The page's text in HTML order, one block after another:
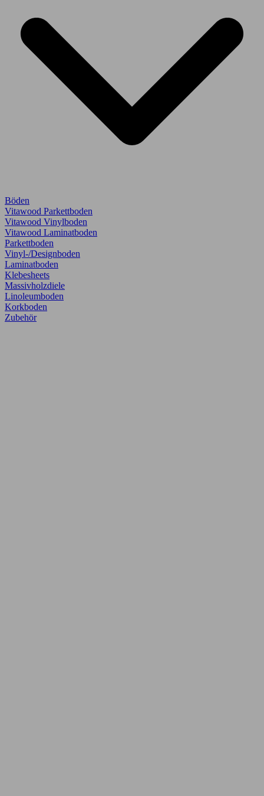
Böden
Vitawood Parkettboden
Vitawood Vinylboden
Vitawood Laminatboden
Parkettboden
Vinyl-/Designboden
Laminatboden
Klebesheets
Massivholzdiele
Linoleumboden
Korkboden
Zubehör